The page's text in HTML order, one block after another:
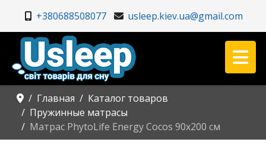
+380688508077 usleep.kiev.ua@gmail.com
Главная
Каталог товаров
Пружинные матрасы
Матрас PhytoLife Energy Cocos 90x200 см